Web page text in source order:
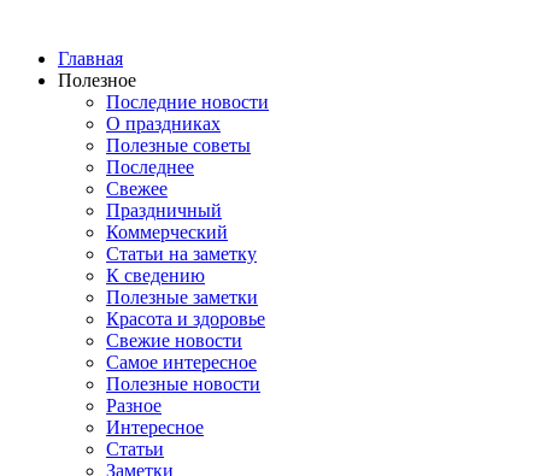
Главная
Полезное
Последние новости
О праздниках
Полезные советы
Последнее
Свежее
Праздничный
Коммерческий
Статьи на заметку
К сведению
Полезные заметки
Красота и здоровье
Свежие новости
Самое интересное
Полезные новости
Разное
Интересное
Статьи
Заметки